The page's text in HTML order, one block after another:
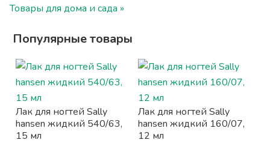
Товары для дома и сада »
Популярные товары
Лак для ногтей Sally
hansen жидкий 540/63,
15 мл
Лак для ногтей Sally
hansen жидкий 160/07,
12 мл